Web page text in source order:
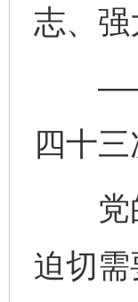
志、强
四十
党的
迫切